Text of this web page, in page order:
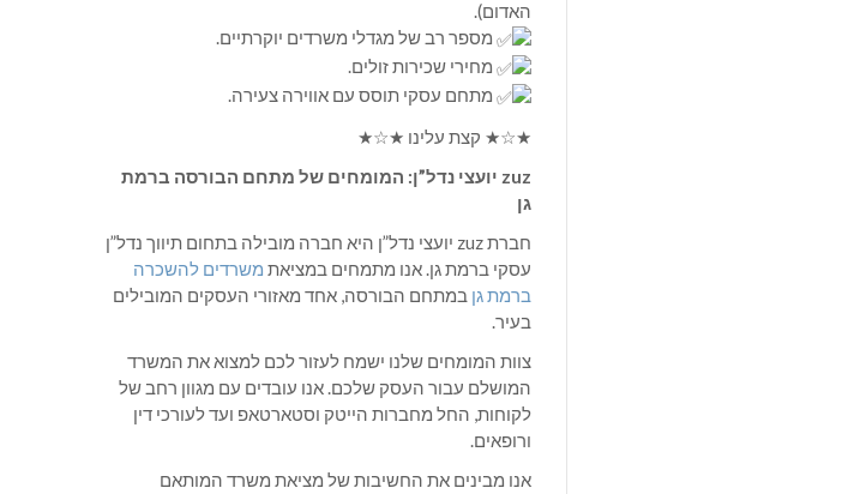
האדום).
מספר רב של מגדלי משרדים יוקרתיים.
מחירי שכירות זולים.
מתחם עסקי תוסס עם אווירה צעירה.
★☆★ קצת עלינו ★☆★
zuz יועצי נדל”ן: המומחים של מתחם הבורסה ברמת
גן
חברת zuz יועצי נדל”ן היא חברה מובילה בתחום תיווך נדל”ן
עסקי ברמת גן. אנו מתמחים במציאת משרדים להשכרה
ברמת גן במתחם הבורסה, אחד מאזורי העסקים המובילים
בעיר.
צוות המומחים שלנו ישמח לעזור לכם למצוא את המשרד
המושלם עבור העסק שלכם. אנו עובדים עם מגוון רחב של
לקוחות, החל מחברות הייטק וסטארטאפ ועד לעורכי דין
ורופאים.
אנו מבינים את החשיבות של מציאת משרד המותאם